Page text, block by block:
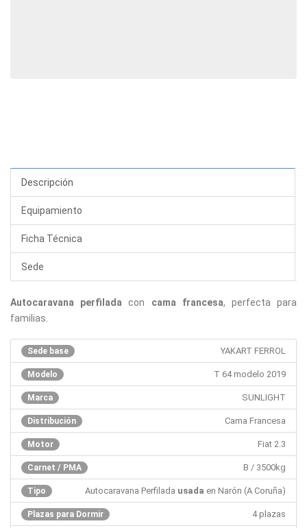
Descripción
Equipamiento
Ficha Técnica
Sede
Autocaravana perfilada con cama francesa, perfecta para
familias.
Sede base YAKART FERROL
Modelo T 64 modelo 2019
Marca SUNLIGHT
Distribución Cama Francesa
Motor Fiat 2.3
Carnet / PMA B / 3500kg
Tipo Autocaravana Perfilada usada en Narón (A Coruña)
Plazas para Dormir 4 plazas